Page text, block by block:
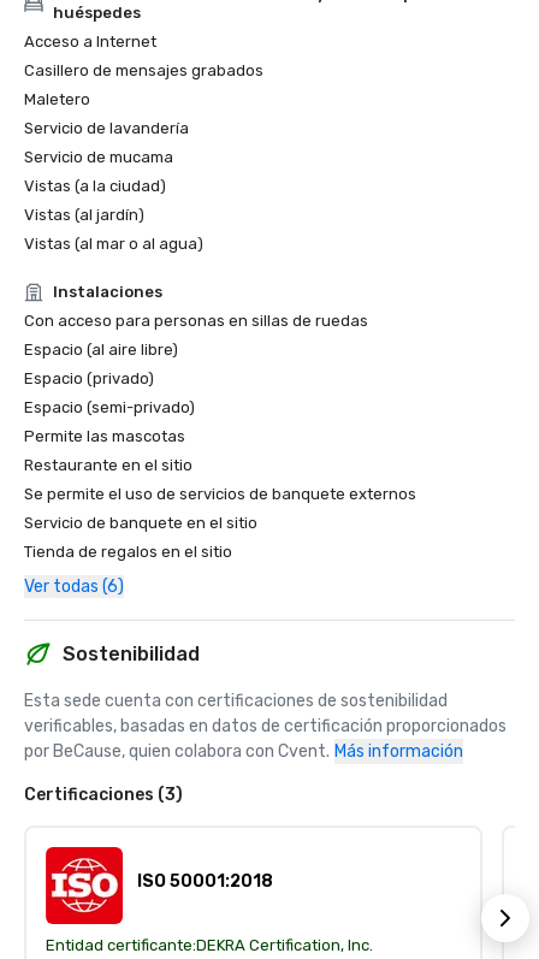
huéspedes
Acceso a Internet
Casillero de mensajes grabados
Maletero
Servicio de lavandería
Servicio de mucama
Vistas (a la ciudad)
Vistas (al jardín)
Vistas (al mar o al agua)
Instalaciones
Con acceso para personas en sillas de ruedas
Espacio (al aire libre)
Espacio (privado)
Espacio (semi-privado)
Permite las mascotas
Restaurante en el sitio
Se permite el uso de servicios de banquete externos
Servicio de banquete en el sitio
Tienda de regalos en el sitio
Ver todas (6)
Sostenibilidad
Esta sede cuenta con certificaciones de sostenibilidad
verificables, basadas en datos de certificación proporcionados
por BeCause, quien colabora con Cvent. Más información
Certificaciones (3)
ISO 50001:2018
Entidad certificante:DEKRA Certification, Inc.